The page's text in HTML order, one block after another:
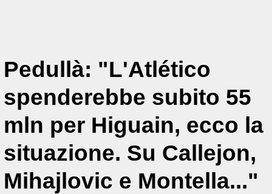
Pedullà: "L'Atlético
spenderebbe subito 55
mln per Higuain, ecco la
situazione. Su Callejon,
Mihajlovic e Montella..."